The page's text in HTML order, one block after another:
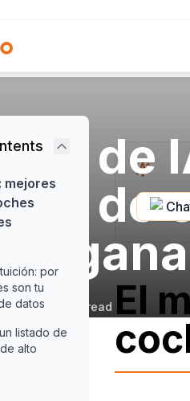
de
de
2026• min read
mejores
por
son tu
datos
listado de
alto
El